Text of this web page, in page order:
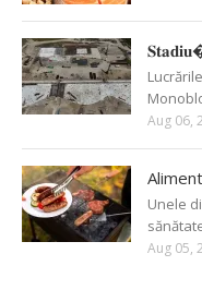
Aug 06,
Unele
Aug 05,